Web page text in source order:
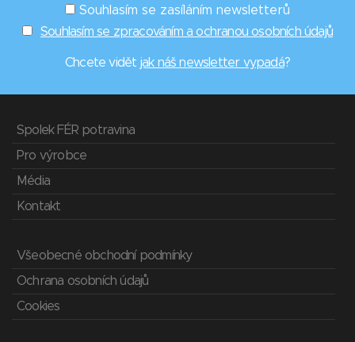
Souhlasím se zasíláním newsletterů
Souhlasím se zpracováním a ochranou osobních údajů
Chcete vidět jak náš newsletter vypadá?
Spolek FÉR potravina
Pro výrobce
Média
Kontakt
Všeobecné obchodní podmínky
Ochrana osobních údajů
Cookies